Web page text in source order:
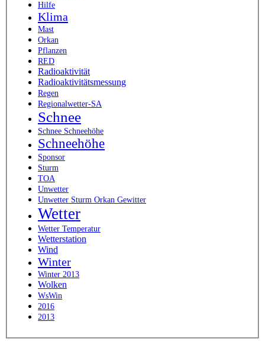
Hilfe
Klima
Mast
Orkan
Pflanzen
RED
Radioaktivität
Radioaktivitätsmessung
Regen
Regionalwetter-SA
Schnee
Schnee Schneehöhe
Schneehöhe
Sponsor
Sturm
TOA
Unwetter
Unwetter Sturm Orkan Gewitter
Wetter
Wetter Temperatur
Wetterstation
Wind
Winter
Winter 2013
Wolken
WsWin
2016
2013